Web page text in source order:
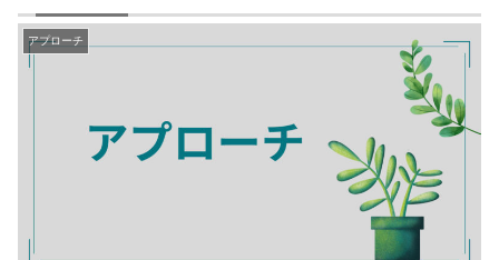
アプローチ